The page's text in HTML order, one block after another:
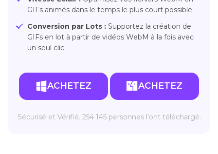
GIFs animés dans le temps le plus court possible.
Conversion par Lots : Supportez la création de
GIFs en lot à partir de vidéos WebM à la fois avec
un seul clic.
ACHETEZ ACHETEZ
Sécurisé et Vérifié. 254 145 personnes l'ont téléchargé.